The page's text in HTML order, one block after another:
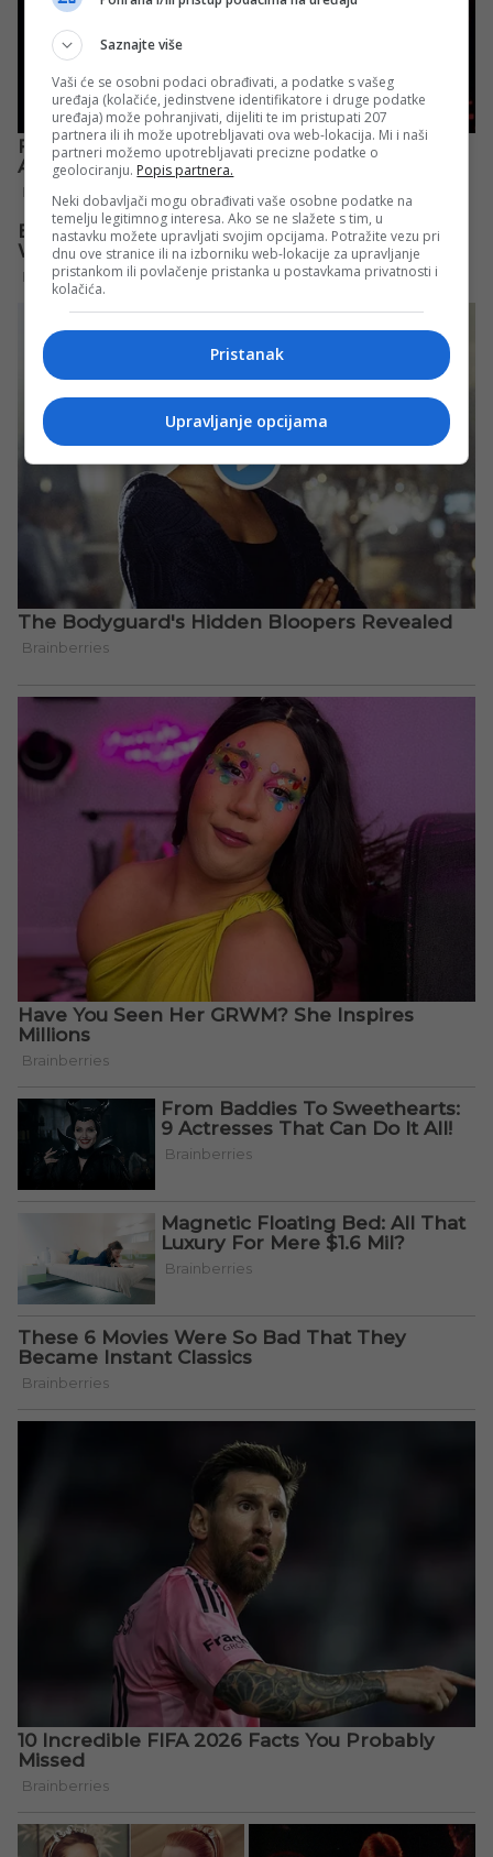
Saznajte više
Vaši će se osobni podaci obrađivati, a podatke s vašeg
uređaja (kolačiće, jedinstvene identifikatore i druge podatke
uređaja) može pohranjivati, dijeliti te im pristupati 207
partnera ili ih može upotrebljavati ova web-lokacija. Mi i naši
partneri možemo upotrebljavati precizne podatke o
geolociranju. Popis partnera.
Neki dobavljači mogu obrađivati vaše osobne podatke na
temelju legitimnog interesa. Ako se ne slažete s tim, u
nastavku možete upravljati svojim opcijama. Potražite vezu pri
dnu ove stranice ili na izborniku web-lokacije za upravljanje
pristankom ili povlačenje pristanka u postavkama privatnosti i
kolačića.
Pristanak
Upravljanje opcijama